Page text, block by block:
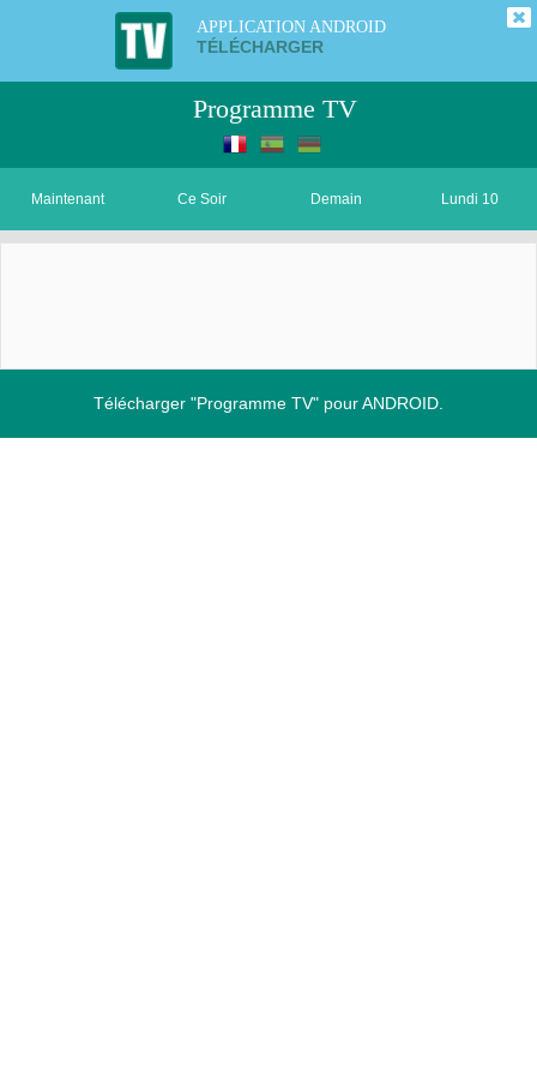
APPLICATION ANDROID
TÉLÉCHARGER
Programme TV
Maintenant Ce Soir Demain Lundi 10
Télécharger "Programme TV" pour ANDROID.